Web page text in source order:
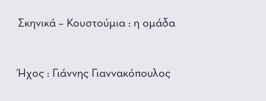
Σκηνικά – Κουστούμια : η ομάδα
Ήχος : Γιάννης Γιαννακόπουλος